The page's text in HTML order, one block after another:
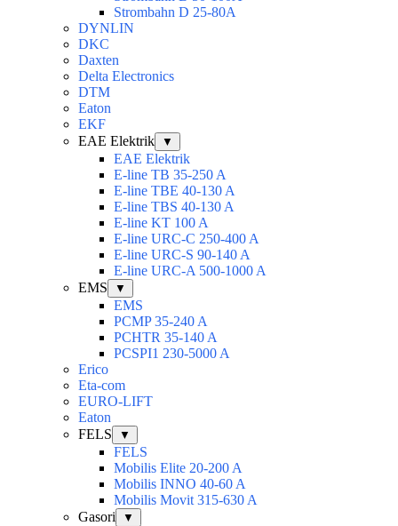
Strombahn D 25-80A
DYNLIN
DKC
Daxten
Delta Electronics
DTM
Eaton
EKF
EAE Elektrik
▼
EAE Elektrik
E-line TB 35-250 A
E-line TBE 40-130 A
E-line TBS 40-130 A
E-line KT 100 A
E-line URC-C 250-400 A
E-line URC-S 90-140 A
E-line URC-A 500-1000 A
EMS
▼
EMS
PCMP 35-240 A
PCHTR 35-140 A
PCSPI1 230-5000 A
Erico
Eta-com
EURO-LIFT
Eaton
FELS
▼
FELS
Mobilis Elite 20-200 A
Mobilis INNO 40-60 A
Mobilis Movit 315-630 A
Gasori
▼